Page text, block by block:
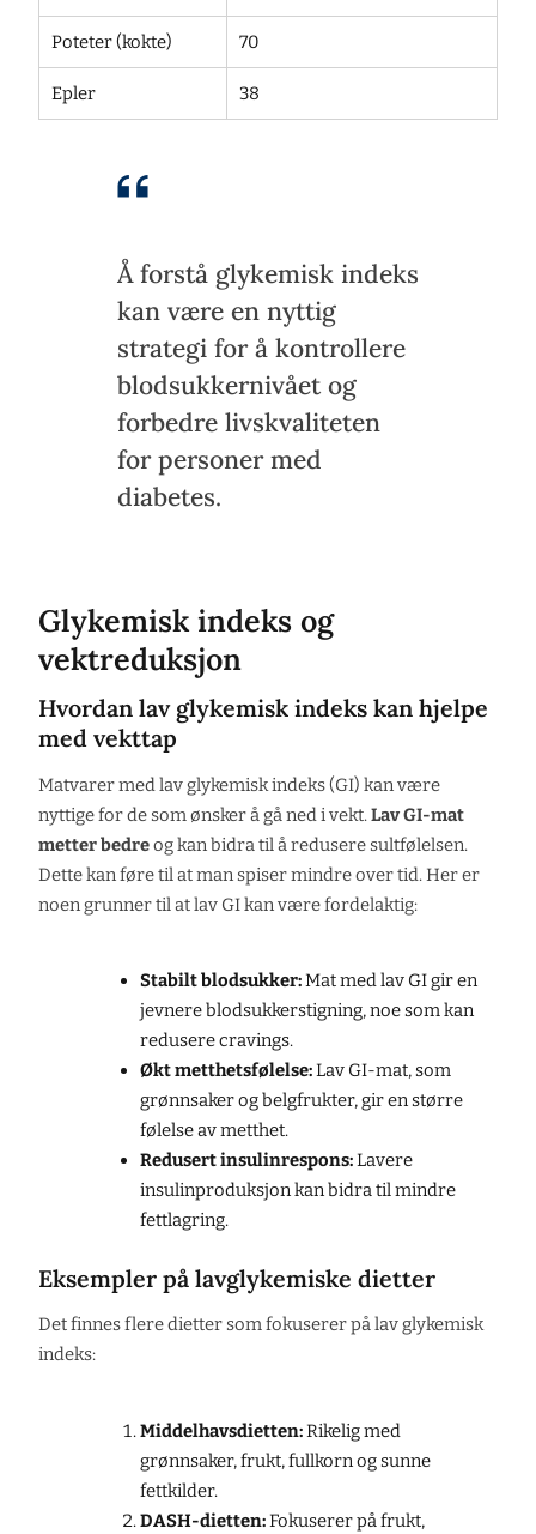
Poteter (kokte) 70
Epler 38
Å forstå glykemisk indeks
kan være en nyttig
strategi for å kontrollere
blodsukkernivået og
forbedre livskvaliteten
for personer med
diabetes.
Glykemisk indeks og
vektreduksjon
Hvordan lav glykemisk indeks kan hjelpe
med vekttap
Matvarer med lav glykemisk indeks (GI) kan være
nyttige for de som ønsker å gå ned i vekt. Lav GI-mat
metter bedreog kan bidra til å redusere sultfølelsen.
Dette kan føre til at man spiser mindre over tid. Her er
noen grunner til at lav GI kan være fordelaktig:
Stabilt blodsukker:Mat med lav GI gir en
jevnere blodsukkerstigning, noe som kan
redusere cravings.
Økt metthetsfølelse:Lav GI-mat, som
grønnsaker og belgfrukter, gir en større
følelse av metthet.
Redusert insulinrespons:Lavere
insulinproduksjon kan bidra til mindre
fettlagring.
Eksempler på lavglykemiske dietter
Det finnes flere dietter som fokuserer på lav glykemisk
indeks:
Middelhavsdietten:Rikelig med
grønnsaker, frukt, fullkorn og sunne
fettkilder.
DASH-dietten:Fokuserer på frukt,